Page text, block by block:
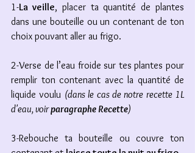
1-La veille, placer ta quantité de plantes
dans une bouteille ou un contenant de ton
choix pouvant aller au frigo.
2-Verse de l’eau froide sur tes plantes pour
remplir ton contenant avec la quantité de
liquide voulu (dans le cas de notre recette 1L
d'eau, voir paragraphe Recette)
3-Rebouche ta bouteille ou couvre ton